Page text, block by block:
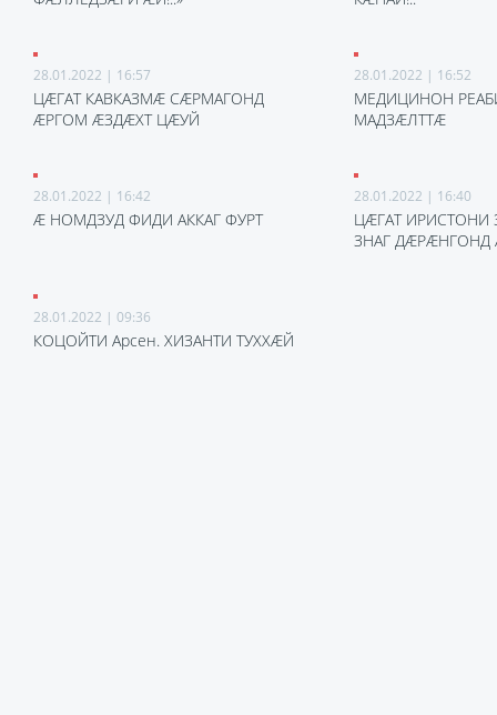
28.01.2022 | 16:57
ЦӔГАТ КАВКАЗМӔ СӔРМАГОНД
ӔРГОМ ӔЗДӔХТ ЦӔУЙ
28.01.2022 | 16:52
МЕДИЦИНОН
МАДЗӔЛТТӔ
28.01.2022 | 16:42
Ӕ НОМДЗУД ФИДИ АККАГ ФУРТ
28.01.2022 | 16:40
ЦӔГАТ
ЗНАГ
28.01.2022 | 09:36
КОЦОЙТИ Арсен. ХИЗАНТИ ТУХХӔЙ